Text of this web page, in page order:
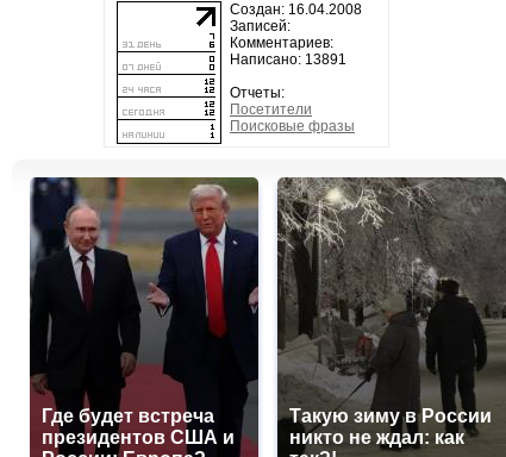
Создан: 16.04.2008
Записей:
Комментариев:
Написано: 13891
Отчеты:
Посетители
Поисковые фразы
Где будет встреча
президентов США и
Такую зиму в России
никто не ждал: как